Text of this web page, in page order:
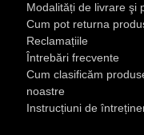
Modalități de livrare şi
Cum pot returna
Reclamațiile
Întrebări frecvente
Cum clasificăm
noastre
Instrucțiuni de